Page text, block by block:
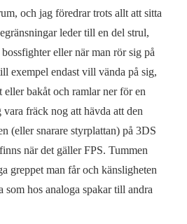
och jag föredrar trots allt att sitta
leder till en del strul,
eller när man rör sig på
exempel endast vill vända på sig,
eller bakåt och ramlar ner för en
fräck nog att hävda att den
(eller snarare styrplattan) på 3DS
när det gäller FPS. Tummen
greppet man får och känsligheten
som hos analoga spakar till andra